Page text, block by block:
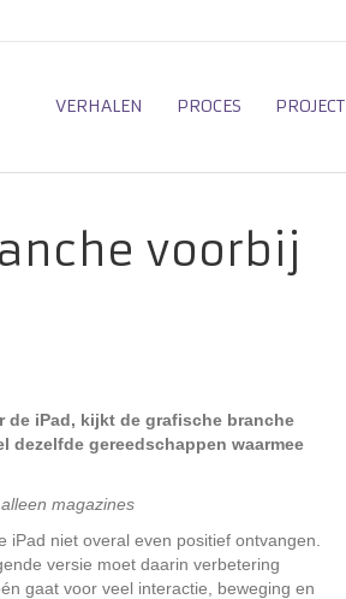
VERHALEN PROCES PROJECT
voorbij
iPad, kijkt de grafische branche
gereedschappen waarmee
magazines
iPad niet overal even positief ontvangen.
versie moet daarin verbetering
gaat voor veel interactie, beweging en